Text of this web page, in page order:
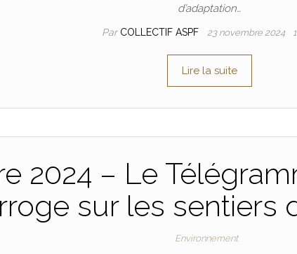
d’adaptation…
Par COLLECTIF ASPF 23 novembre 2024 1
Lire la suite
2024 – Le
sur les sentiers
Environnement